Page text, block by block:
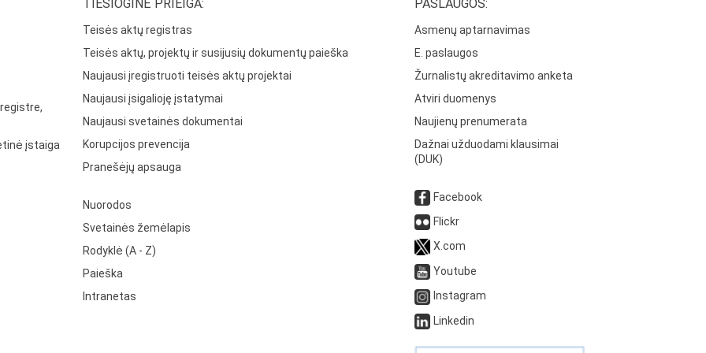
įstaiga
TIESIOGINĖ PRIEIGA:
Teisės aktų registras
Teisės aktų, projektų ir susijusių dokumentų paieška
Naujausi įregistruoti teisės aktų projektai
Naujausi įsigalioję įstatymai
Naujausi svetainės dokumentai
Korupcijos prevencija
Pranešėjų apsauga
Nuorodos
Svetainės žemėlapis
Rodyklė (A - Z)
Paieška
Intranetas
PASLAUGOS:
Asmenų aptarnavimas
E. paslaugos
Žurnalistų akreditavimo anketa
Atviri duomenys
Naujienų prenumerata
Dažnai užduodami klausimai
(DUK)
Facebook
Flickr
X.com
Youtube
Instagram
Linkedin